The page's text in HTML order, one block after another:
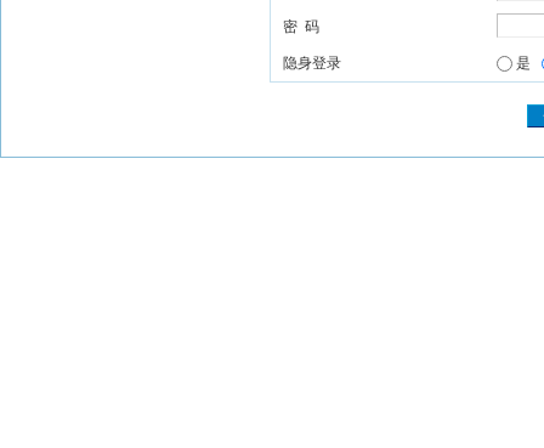
密 码
隐身登录 是